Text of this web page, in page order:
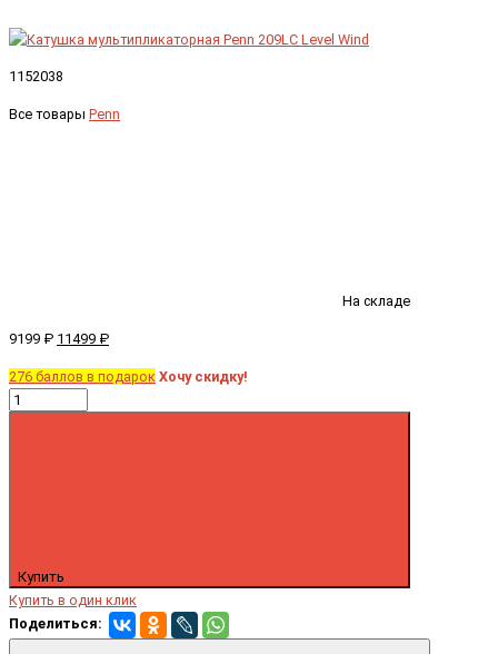
1152038
Все товары Penn
На складе
9199 ₽ 11499 ₽
276 баллов в подарок Хочу скидку!
Купить
Купить в один клик
Поделиться: